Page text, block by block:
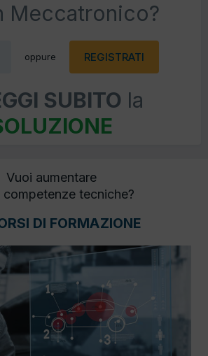
Meccatronico?
oppure REGISTRATI
SUBITO la
Vuoi aumentare
competenze tecniche?
DI FORMAZIONE